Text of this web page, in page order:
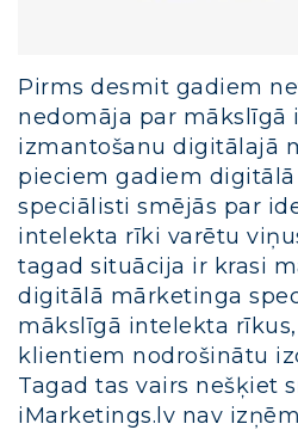
Pirms desmit gadiem
nedomāja par mākslīgā
izmantošanu digitālajā
pieciem gadiem
speciālisti smējās par
intelekta rīki varētu
tagad situācija ir krasi
digitālā mārketinga
mākslīgā intelekta
klientiem nodrošinātu
Tagad tas vairs nešķiet
iMarketings.lv nav